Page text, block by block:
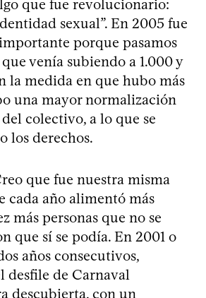
que fue revolucionario:
sexual”. En 2005 fue
porque pasamos
venía subiendo a 1.000 y
la medida en que hubo más
una mayor normalización
colectivo, a lo que se
los derechos.
que fue nuestra misma
cada año alimentó más
más personas que no se
que sí se podía. En 2001 o
años consecutivos,
desfile de Carnaval
descubierta, con un